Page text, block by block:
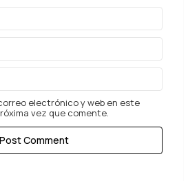
electrónico y web en este
vez que comente.